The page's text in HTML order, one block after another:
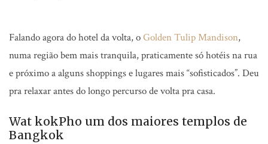
Falando agora do hotel da volta, oGolden Tulip Mandison,
numa região bem mais tranquila, praticamente só hotéis na rua
e próximo a alguns shoppings e lugares mais “sofisticados”. Deu
pra relaxar antes do longo percurso de volta pra casa.
Wat kokPho um dos maiores templos de
Bangkok